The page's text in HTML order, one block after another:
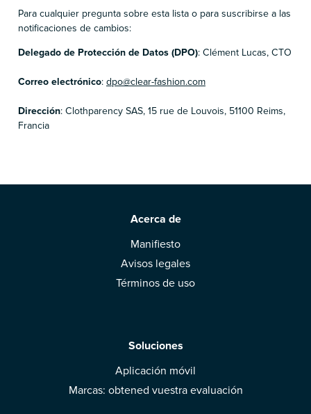
Para cualquier pregunta sobre esta lista o para suscribirse a las
notificaciones de cambios:
Delegado de Protección de Datos (DPO): Clément Lucas, CTO
Correo electrónico: dpo@clear-fashion.com
Dirección: Clothparency SAS, 15 rue de Louvois, 51100 Reims,
Francia
Acerca de
Manifiesto
Avisos legales
Términos de uso
Soluciones
Aplicación móvil
Marcas: obtened vuestra evaluación